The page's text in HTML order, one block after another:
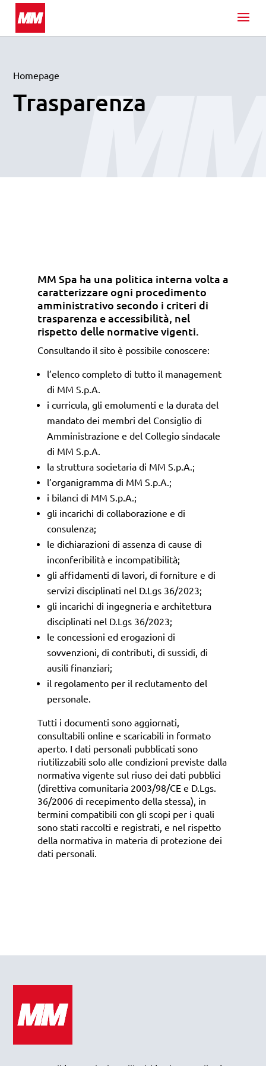
Homepage
Trasparenza
MM Spa ha una politica interna volta a
caratterizzare ogni procedimento
amministrativo secondo i criteri di
trasparenza e accessibilità, nel
rispetto delle normative vigenti.
Consultando il sito è possibile conoscere:
l’elenco completo di tutto il management
di MM S.p.A.
i curricula, gli emolumenti e la durata del
mandato dei membri del Consiglio di
Amministrazione e del Collegio sindacale
di MM S.p.A.
la struttura societaria di MM S.p.A.;
l’organigramma di MM S.p.A.;
i bilanci di MM S.p.A.;
gli incarichi di collaborazione e di
consulenza;
le dichiarazioni di assenza di cause di
inconferibilità e incompatibilità;
gli affidamenti di lavori, di forniture e di
servizi disciplinati nel D.Lgs 36/2023;
gli incarichi di ingegneria e architettura
disciplinati nel D.Lgs 36/2023;
le concessioni ed erogazioni di
sovvenzioni, di contributi, di sussidi, di
ausili finanziari;
il regolamento per il reclutamento del
personale.
Tutti i documenti sono aggiornati,
consultabili online e scaricabili in formato
aperto. I dati personali pubblicati sono
riutilizzabili solo alle condizioni previste dalla
normativa vigente sul riuso dei dati pubblici
(direttiva comunitaria 2003/98/CE e D.Lgs.
36/2006 di recepimento della stessa), in
termini compatibili con gli scopi per i quali
sono stati raccolti e registrati, e nel rispetto
della normativa in materia di protezione dei
dati personali.